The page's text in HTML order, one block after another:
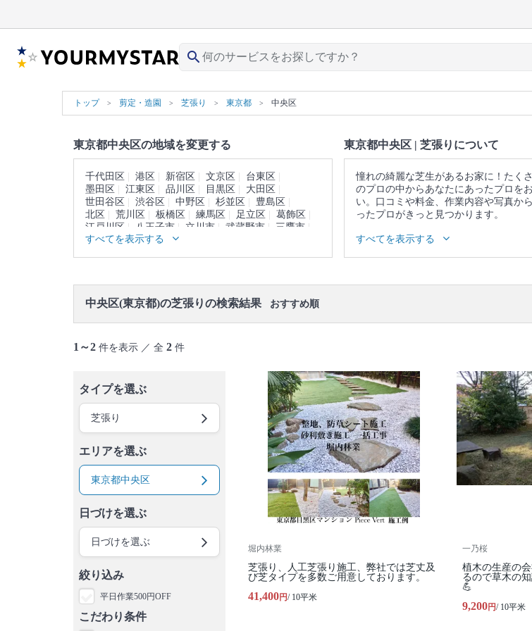
search
トップ 剪定・造園 芝張り 東京都 中央区
東京都中央区の地域を変更する
千代田区 港区 新宿区 文京区
台東区
墨田区
江東区 品川区 目黒区
大田区
世田谷区
渋谷区 中野区 杉並区
豊島区
北区
荒川区 板橋区 練馬区 足立区
葛飾区
江戸川区
八王子市 立川市 武蔵野市
三鷹市
青梅市
府中市 昭島市
大島町
利島村 新島村 神津島村
三宅島
すべてを表示する
東京都中央区 | 芝張りについて
憧れの綺麗な芝生があるお家に！たく
のプロの中からあなたにあったプロを
い。口コミや料金、作業内容や写真か
ったプロがきっと見つかります。
▼表示価格に含まれる芝張りの作業範囲
※本ページでは一部プロモーションを
すべてを表示する
中央区(東京都)の芝張りの検索結果 おすすめ順
1～2 件を表示 ／ 全 2 件
タイプを選ぶ
芝張り
エリアを選ぶ
東京都中央区
日づけを選ぶ
日づけを選ぶ
絞り込み
平日作業500円OFF
こだわり条件
堀内林業
芝張り、人工芝張り施工、弊社では芝丈及
び芝タイプを多数ご用意しております。
41,400円/ 10平米
一乃桜
植木の生産の
るので草木の
💪
9,200円/ 10平米